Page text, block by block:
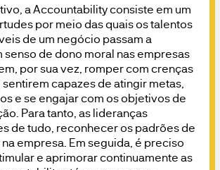
a Accountability consiste em um
por meio das quais os talentos
de um negócio passam a
senso de dono moral nas empresas
por sua vez, romper com crenças
capazes de atingir metas,
e se engajar com os objetivos de
Para tanto, as lideranças
de tudo, reconhecer os padrões de
empresa. Em seguida, é preciso
e aprimorar continuamente as